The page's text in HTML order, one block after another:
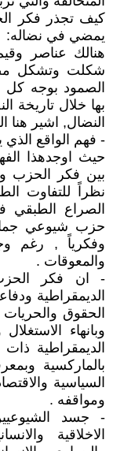
كيف تجذر فكر
يمضي في نضاله:
هنالك عناصر
شكلت وتشكل
الصمود بوجه كل
بها خلال تاريخة
النضال, اشير هنا
- فهم الواقع
حيث اوجدهذا
بين فكر الحزب
نظراً للتفاوت
الصراع الطبقي
حزب شيوعي
وفكرياً , رغم
والمعوقات .
- ان فكر الحزب
الديمقراطية
الحقوق
وبانهاء
الديمقراطية ذات
بالماركسية
السياسية
ومواقفه .
- جسد
الاخلاقية